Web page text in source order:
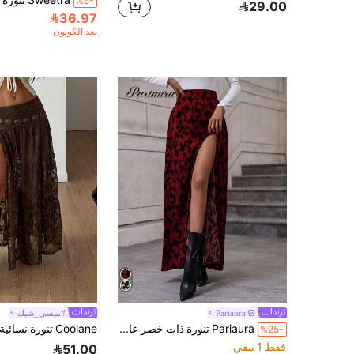
29.00
36.97
بعد الكوبون
Pariaura
%25-
Pariaura تنورة ذات خصر عالي وشق في الفخذ للسنة الجديدة والخريف
فقط 1 بيقي
#ميسي_شيك
51.00